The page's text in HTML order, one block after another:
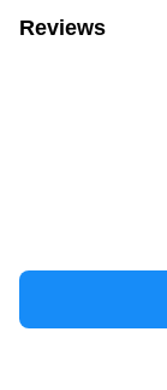
Reviews